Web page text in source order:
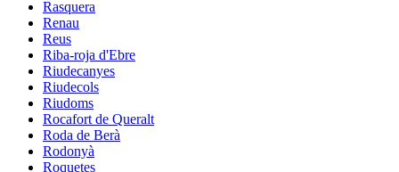
Rasquera
Renau
Reus
Riba-roja d'Ebre
Riudecanyes
Riudecols
Riudoms
Rocafort de Queralt
Roda de Berà
Rodonyà
Roquetes